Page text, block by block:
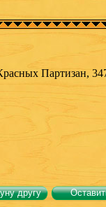
Партизан,
другу